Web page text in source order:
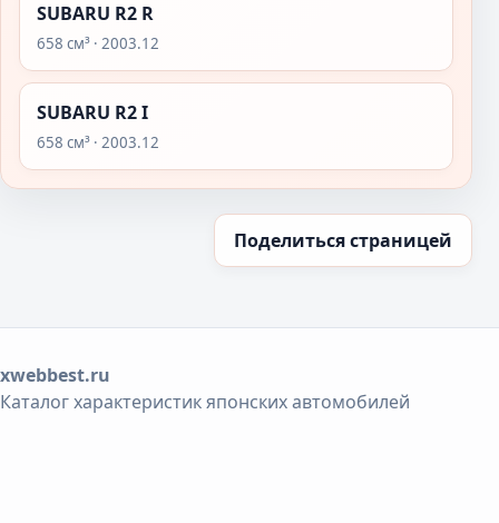
SUBARU R2 R
658 см³ · 2003.12
SUBARU R2 I
658 см³ · 2003.12
Поделиться страницей
xwebbest.ru
Каталог характеристик японских автомобилей